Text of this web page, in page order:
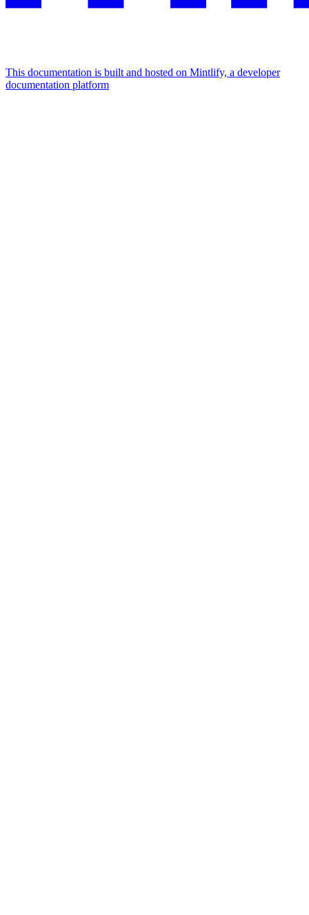
This documentation is built and hosted on Mintlify, a developer
documentation platform